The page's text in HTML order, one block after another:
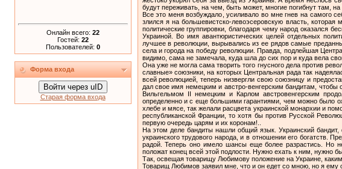
Онлайн всего: 22
Гостей: 22
Пользователей: 0
Форма входа
Войти через uID
Старая форма входа
будут переживать, на чем, быть может, многие погибнут там,
Все это меня возбуждало, усиливало во мне гнев на самого
злился я на большевистско-левоэсеровскую власть, которая
политические группировки, благодаря чему народ оказался
Украиной. Во имя авантюристических целей отдельных
лучшее в революции, вырывались из ее рядов самые
села и города на победу революции. Правда, подлейшая
видимо, сама не замечала, куда шла до сих пор и куда вела
Она уже не могла сама творить того гнусного дела против
славные» союзники, на которых Центральная рада так
всей революцией, теперь низвергли свою союзницу и
дал свое имя немецким и австро-венгерским бандитам, чтобы
Вильгельмом II немецким и Карлом австровенгерским
определенно и с еще большими гарантиями, чем можно было
хлебе и мясе, так желали расцвета украинской монархии и
республиканской Франции, то хотя бы против Русской
первую очередь царям и их коронам!..
На этом деле бандиты нашли общий язык. Украинский бандит,
украинского трудового народа, и в отношении его богатств.
радой. Теперь оно имело шансы еще более разрастись. Но
положат конец всей этой подлости. Нужно ехать к ним, нужно
Так, освещая товарищу Любимову положение на Украине,
Товарищ Любимов заявил мне, что и он едет со мною, но я ему